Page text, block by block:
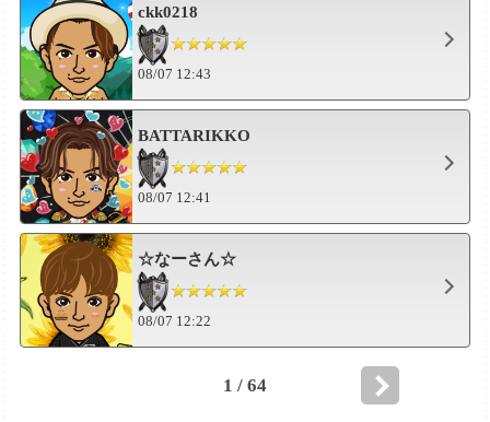
ckk0218
08/07 12:43
BATTARIKKO
08/07 12:41
☆なーさん☆
08/07 12:22
1 / 64